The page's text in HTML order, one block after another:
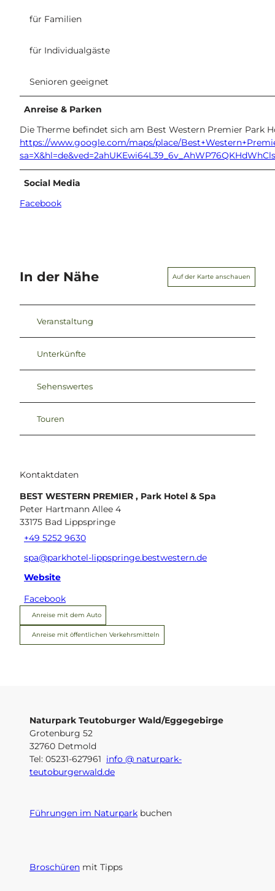
für Familien
für Individualgäste
Senioren geeignet
Anreise & Parken
Die Therme befindet sich am Best Western Premier Park
https://www.google.com/maps/place/
Social Media
Facebook
In der Nähe Auf der Karte anschauen
Veranstaltung
Unterkünfte
Sehenswertes
Touren
Kontaktdaten
BEST WESTERN PREMIER , Park Hotel & Spa
Peter Hartmann Allee 4
33175 Bad Lippspringe
+49 5252 9630
spa@parkhotel-lippspringe.bestwestern.de
Website
Facebook
Anreise mit dem Auto
Anreise mit öffentlichen Verkehrsmitteln
Naturpark Teutoburger Wald/Eggegebirge
Grotenburg 52
32760 Detmold
Tel: 05231-627961 info @ naturpark-
teutoburgerwald.de
Führungen im Naturpark buchen
Broschüren mit Tipps